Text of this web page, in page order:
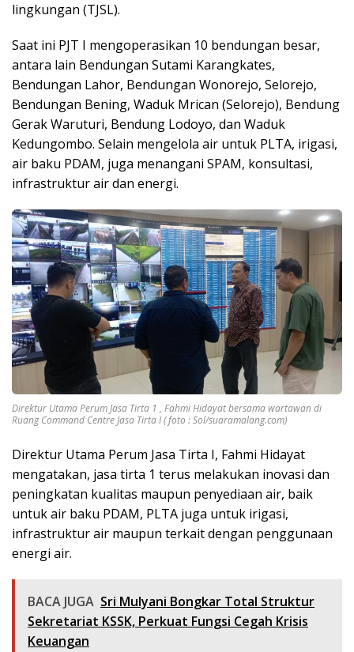
lingkungan (TJSL).
Saat ini PJT I mengoperasikan 10 bendungan besar,
antara lain Bendungan Sutami Karangkates,
Bendungan Lahor, Bendungan Wonorejo, Selorejo,
Bendungan Bening, Waduk Mrican (Selorejo), Bendung
Gerak Waruturi, Bendung Lodoyo, dan Waduk
Kedungombo. Selain mengelola air untuk PLTA, irigasi,
air baku PDAM, juga menangani SPAM, konsultasi,
infrastruktur air dan energi.
Direktur Utama Perum Jasa Tirta 1 , Fahmi Hidayat bersama wartawan di
Ruang Command Centre Jasa Tirta I ( foto : Sol/suaramalang.com)
Direktur Utama Perum Jasa Tirta I, Fahmi Hidayat
mengatakan, jasa tirta 1 terus melakukan inovasi dan
peningkatan kualitas maupun penyediaan air, baik
untuk air baku PDAM, PLTA juga untuk irigasi,
infrastruktur air maupun terkait dengan penggunaan
energi air.
BACA JUGA Sri Mulyani Bongkar Total Struktur
Sekretariat KSSK, Perkuat Fungsi Cegah Krisis
Keuangan